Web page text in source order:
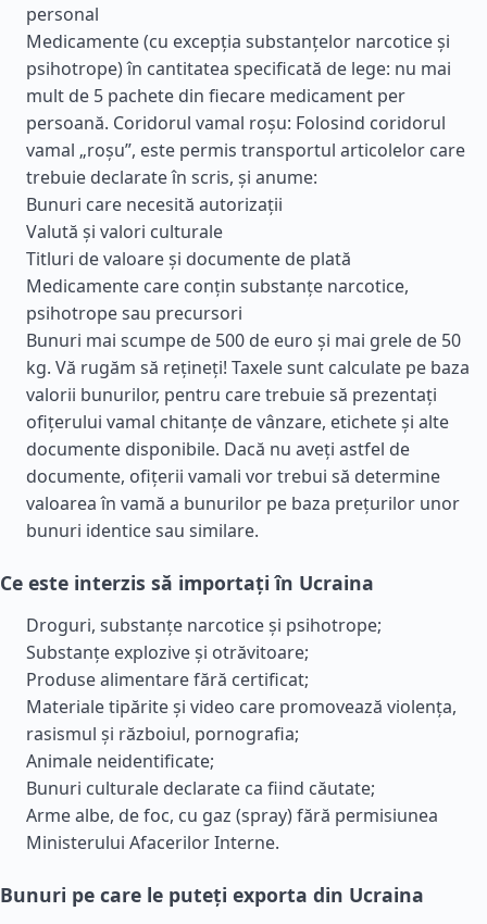
personal
Medicamente (cu excepția substanțelor narcotice și
psihotrope) în cantitatea specificată de lege: nu mai
mult de 5 pachete din fiecare medicament per
persoană. Coridorul vamal roșu: Folosind coridorul
vamal „roșu”, este permis transportul articolelor care
trebuie declarate în scris, și anume:
Bunuri care necesită autorizații
Valută și valori culturale
Titluri de valoare și documente de plată
Medicamente care conțin substanțe narcotice,
psihotrope sau precursori
Bunuri mai scumpe de 500 de euro și mai grele de 50
kg. Vă rugăm să rețineți! Taxele sunt calculate pe baza
valorii bunurilor, pentru care trebuie să prezentați
ofițerului vamal chitanțe de vânzare, etichete și alte
documente disponibile. Dacă nu aveți astfel de
documente, ofițerii vamali vor trebui să determine
valoarea în vamă a bunurilor pe baza prețurilor unor
bunuri identice sau similare.
Ce este interzis să importați în Ucraina
Droguri, substanțe narcotice și psihotrope;
Substanțe explozive și otrăvitoare;
Produse alimentare fără certificat;
Materiale tipărite și video care promovează violența,
rasismul și războiul, pornografia;
Animale neidentificate;
Bunuri culturale declarate ca fiind căutate;
Arme albe, de foc, cu gaz (spray) fără permisiunea
Ministerului Afacerilor Interne.
Bunuri pe care le puteți exporta din Ucraina